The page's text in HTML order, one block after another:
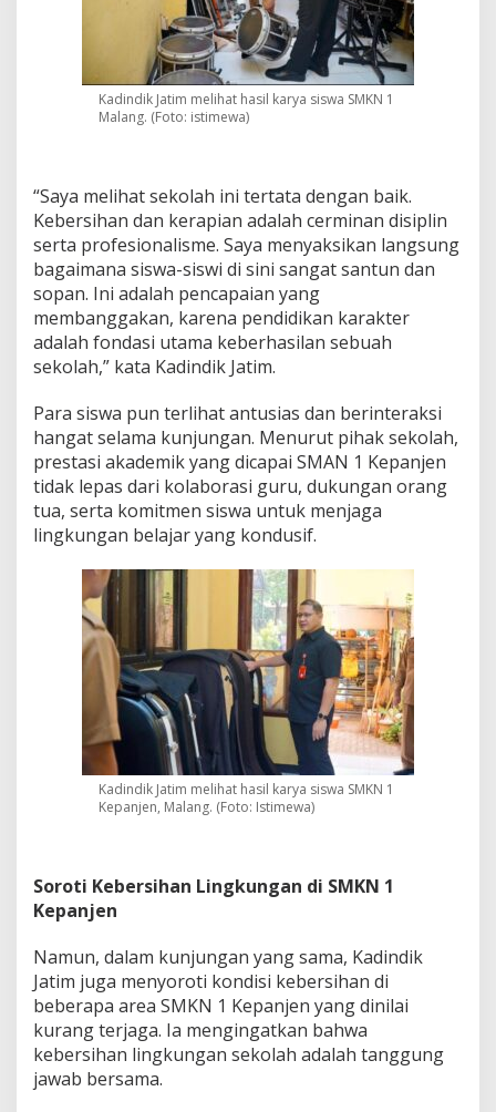
Kadindik Jatim melihat hasil karya siswa SMKN 1
Malang. (Foto: istimewa)
“Saya melihat sekolah ini tertata dengan baik.
Kebersihan dan kerapian adalah cerminan disiplin
serta profesionalisme. Saya menyaksikan langsung
bagaimana siswa-siswi di sini sangat santun dan
sopan. Ini adalah pencapaian yang
membanggakan, karena pendidikan karakter
adalah fondasi utama keberhasilan sebuah
sekolah,” kata Kadindik Jatim.
Para siswa pun terlihat antusias dan berinteraksi
hangat selama kunjungan. Menurut pihak sekolah,
prestasi akademik yang dicapai SMAN 1 Kepanjen
tidak lepas dari kolaborasi guru, dukungan orang
tua, serta komitmen siswa untuk menjaga
lingkungan belajar yang kondusif.
Kadindik Jatim melihat hasil karya siswa SMKN 1
Kepanjen, Malang. (Foto: Istimewa)
Soroti Kebersihan Lingkungan di SMKN 1
Kepanjen
Namun, dalam kunjungan yang sama, Kadindik
Jatim juga menyoroti kondisi kebersihan di
beberapa area SMKN 1 Kepanjen yang dinilai
kurang terjaga. Ia mengingatkan bahwa
kebersihan lingkungan sekolah adalah tanggung
jawab bersama.